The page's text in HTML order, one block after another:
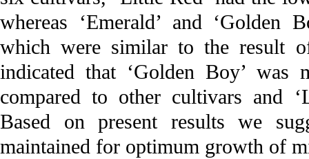
whereas ‘Emerald’ and ‘Golden
which were similar to the result
indicated that ‘Golden Boy’ was
compared to other cultivars and
Based on present results we
maintained for optimum growth of